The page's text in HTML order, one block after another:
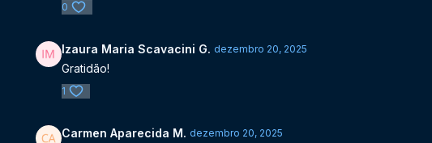
0
Izaura Maria Scavacini G. dezembro 20, 2025
Gratidão!
1
Carmen Aparecida M. dezembro 20, 2025